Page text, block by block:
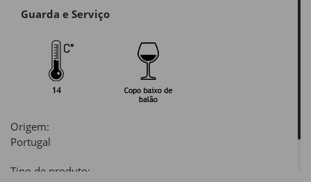
Guarda e Serviço
Origem:
Portugal
Tipo de produto: